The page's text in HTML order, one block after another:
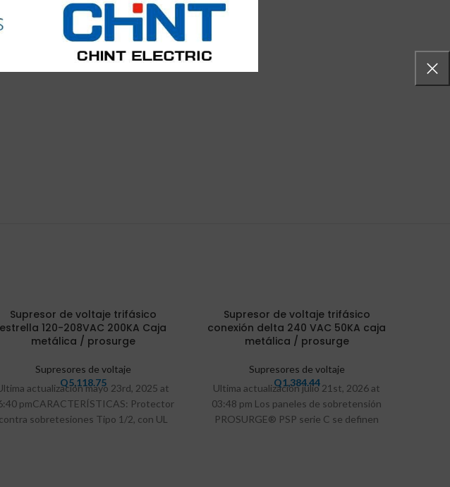
Supresor de voltaje trifásico
estrella 120-208VAC 200KA Caja
metálica / prosurge
Supresores de voltaje
Q5,118.75
actualización mayo 23rd, 2025 at
pmCARACTERÍSTICAS: Protector
contra sobretesiones Tipo 1/2, con UL
Supresor de voltaje trifásico
conexión delta 240 VAC 50KA caja
metálica / prosurge
Supresores de voltaje
Q1,384.44
Ultima actualización julio 21st, 2026 at
03:48 pm Los paneles de sobretensión
PROSURGE® PSP serie C se definen